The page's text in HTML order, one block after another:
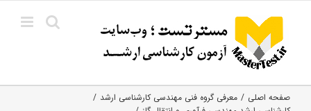
content
صفحه اصلی
معرفی گروه فنی مهندسی کارشناسی ارشد